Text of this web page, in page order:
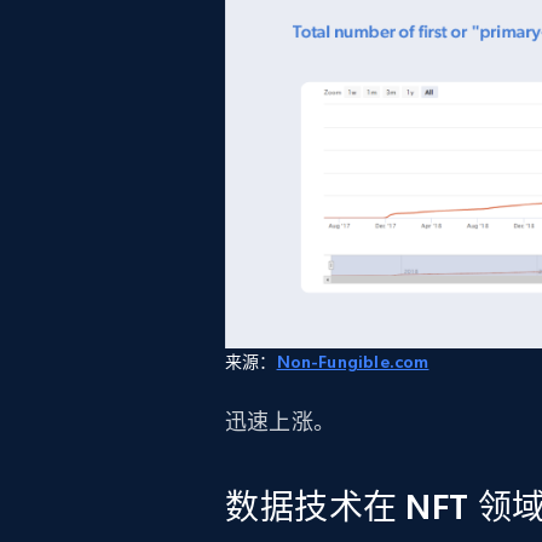
来源： Non-Fungible.com
迅速上涨。
数据技术在 NFT 领